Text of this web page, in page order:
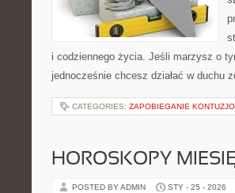
i codziennego życia. Jeśli marzysz o
jednocześnie chcesz działać w
CATEGORIES: ZAPOBIEGANIE
HOROSKOPY
POSTED BY ADMIN STY - 25 - 2026